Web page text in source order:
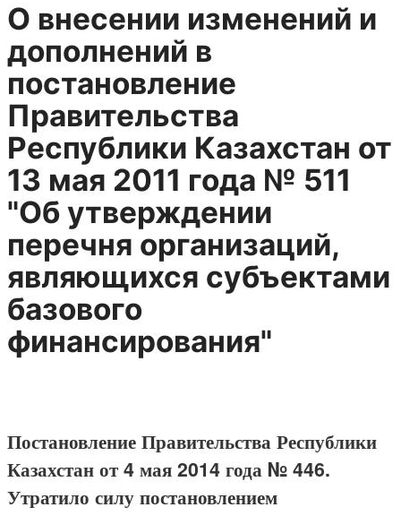
О внесении изменений и
дополнений в
постановление
Правительства
Республики Казахстан от
13 мая 2011 года № 511
"Об утверждении
перечня организаций,
являющихся субъектами
базового
финансирования"
Постановление Правительства Республики
Казахстан от 4 мая 2014 года № 446.
Утратило силу постановлением